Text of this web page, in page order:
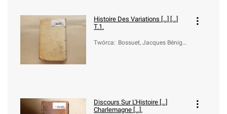
Histoire Des Variations [...] [...]
T.1.
Twórca: Bossuet, Jacques Bénigne
Discours Sur L'Histoire [...]
Charlemagne [...].